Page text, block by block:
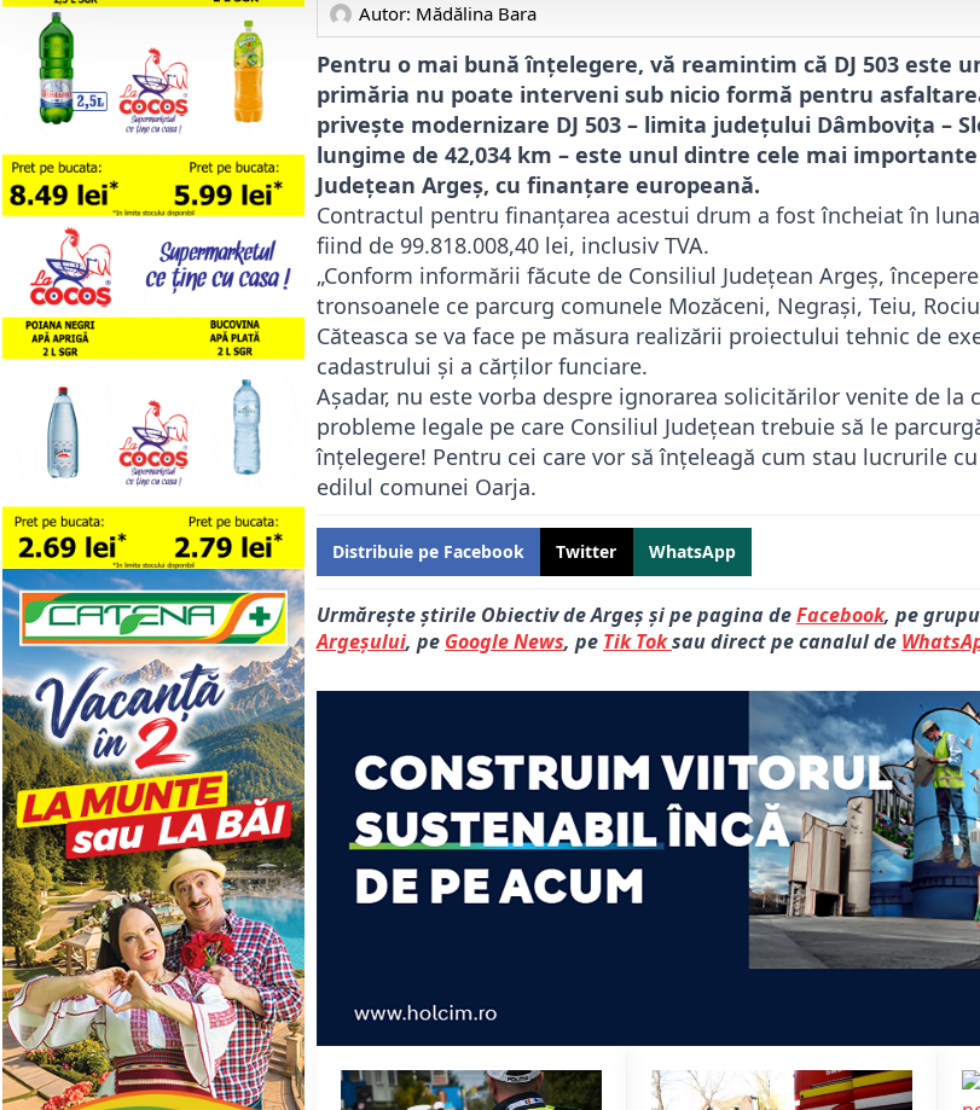
Autor: Mădălina Bara
Pentru o mai bună înțelegere, vă reamintim că DJ 503 este
primăria nu poate interveni sub nicio formă pentru
privește modernizare DJ 503 – limita județului Dâmbovița –
lungime de 42,034 km – este unul dintre cele mai
Județean Argeș, cu finanțare europeană.
Contractul pentru finanțarea acestui drum a fost încheiat în
fiind de 99.818.008,40 lei, inclusiv TVA.
„Conform informării făcute de Consiliul Județean Argeș,
tronsoanele ce parcurg comunele Mozăceni, Negraşi, Teiu,
Căteasca se va face pe măsura realizării proiectului tehnic de
cadastrului şi a cărților funciare.
Așadar, nu este vorba despre ignorarea solicitărilor venite de la
probleme legale pe care Consiliul Județean trebuie să le
înțelegere! Pentru cei care vor să înțeleagă cum stau lucrurile
edilul comunei Oarja.
Distribuie pe Facebook Twitter WhatsApp
Urmărește știrile Obiectiv de Argeș și pe pagina deFacebook, pe
Argeșului, pe Google News, pe Tik Toksau direct pe canalul de